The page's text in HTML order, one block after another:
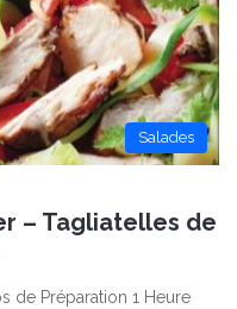
Salades
– Tagliatelles de
de Préparation 1 Heure